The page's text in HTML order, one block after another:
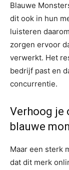
Blauwe
dit ook in hun
luisteren
zorgen ervoor
verwerkt. Het
bedrijf past en
concurrentie.
Verhoog je
blauwe
Maar een sterk
dat dit merk